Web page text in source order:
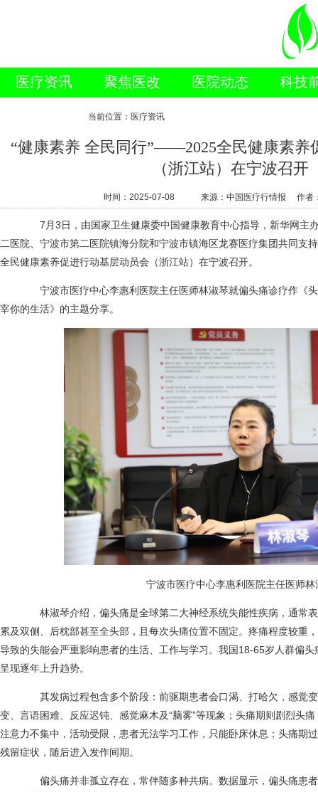
医疗资讯 聚焦医改 医院动态
科技
当前位置：医疗资讯
“健康素养 全民同行”——2025全民健康素养
（浙江站）在宁波召开
时间： 2025-07-08 来源：中国医疗行情报 作者
7月3日，由国家卫生健康委中国健康教育中心指导，新华网主
二医院、宁波市第二医院镇海分院和宁波市镇海区龙赛医疗集团共同支
全民健康素养促进行动基层动员会（浙江站）在宁波召开。
宁波市医疗中心李惠利医院主任医师林淑琴就偏头痛诊疗作《
宰你的生活》的主题分享。
宁波市医疗中心李惠利医院主任医师林
林淑琴介绍，偏头痛是全球第二大神经系统失能性疾病，通常
累及双侧、后枕部甚至全头部，且每次头痛位置不固定。疼痛程度较重
导致的失能会严重影响患者的生活、工作与学习。我国18-65岁人群偏
呈现逐年上升趋势。
其发病过程包含多个阶段：前驱期患者会口渴、打哈欠，感觉
变、言语困难、反应迟钝、感觉麻木及“脑雾”等现象；头痛期则剧烈头
注意力不集中，活动受限，患者无法学习工作，只能卧床休息；头痛期
残留症状，随后进入发作间期。
偏头痛并非孤立存在，常伴随多种共病。数据显示，偏头痛患